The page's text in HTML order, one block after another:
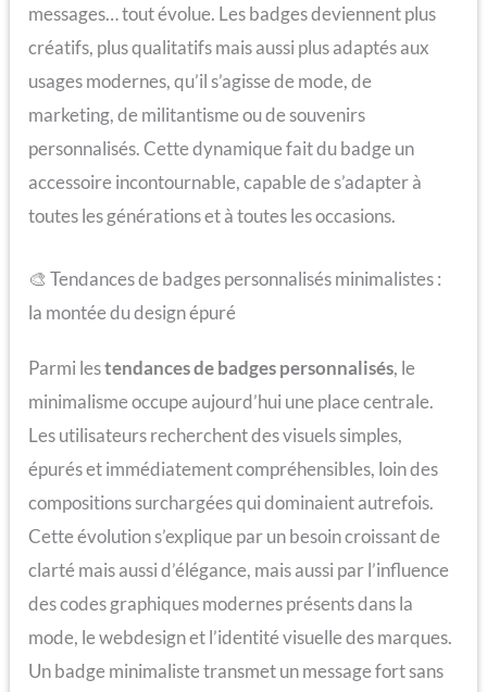
messages… tout évolue. Les badges deviennent plus
créatifs, plus qualitatifs mais aussi plus adaptés aux
usages modernes, qu’il s’agisse de mode, de
marketing, de militantisme ou de souvenirs
personnalisés. Cette dynamique fait du badge un
accessoire incontournable, capable de s’adapter à
toutes les générations et à toutes les occasions.
🎨 Tendances de badges personnalisés minimalistes :
la montée du design épuré
Parmi lestendances de badges personnalisés, le
minimalisme occupe aujourd’hui une place centrale.
Les utilisateurs recherchent des visuels simples,
épurés et immédiatement compréhensibles, loin des
compositions surchargées qui dominaient autrefois.
Cette évolution s’explique par un besoin croissant de
clarté mais aussi d’élégance, mais aussi par l’influence
des codes graphiques modernes présents dans la
mode, le webdesign et l’identité visuelle des marques.
Un badge minimaliste transmet un message fort sans